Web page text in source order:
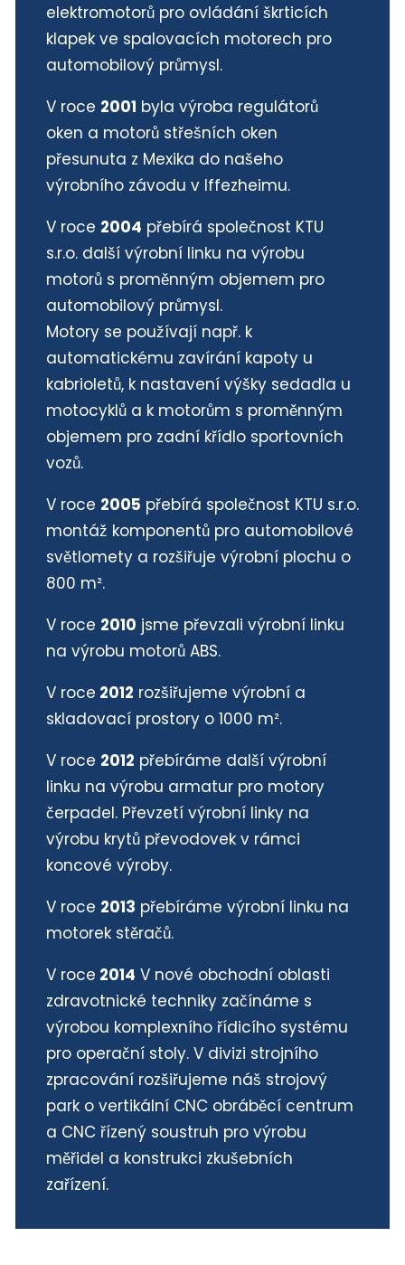
elektromotorů pro ovládání škrticích
klapek ve spalovacích motorech pro
automobilový průmysl.
V roce 2001 byla výroba regulátorů
oken a motorů střešních oken
přesunuta z Mexika do našeho
výrobního závodu v Iffezheimu.
V roce 2004 přebírá společnost KTU
s.r.o. další výrobní linku na výrobu
motorů s proměnným objemem pro
automobilový průmysl.
Motory se používají např. k
automatickému zavírání kapoty u
kabrioletů, k nastavení výšky sedadla u
motocyklů a k motorům s proměnným
objemem pro zadní křídlo sportovních
vozů.
V roce 2005 přebírá společnost KTU s.r.o.
montáž komponentů pro automobilové
světlomety a rozšiřuje výrobní plochu o
800 m².
V roce 2010 jsme převzali výrobní linku
na výrobu motorů ABS.
V roce 2012 rozšiřujeme výrobní a
skladovací prostory o 1000 m².
V roce 2012 přebíráme další výrobní
linku na výrobu armatur pro motory
čerpadel. Převzetí výrobní linky na
výrobu krytů převodovek v rámci
koncové výroby.
V roce 2013 přebíráme výrobní linku na
motorek stěračů.
V roce 2014 V nové obchodní oblasti
zdravotnické techniky začínáme s
výrobou komplexního řídicího systému
pro operační stoly. V divizi strojního
zpracování rozšiřujeme náš strojový
park o vertikální CNC obráběcí centrum
a CNC řízený soustruh pro výrobu
měřidel a konstrukci zkušebních
zařízení.